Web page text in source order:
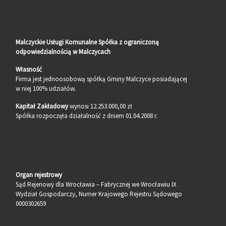
Malczyckie Usługi Komunalne Spółka z ograniczoną
odpowiedzialnością w Malczycach
Własność
Firma jest jednoosobową spółką Gminy Malczyce posiadającej
w niej 100% udziałów.
Kapitał Zakładowywynosi 12.253.000,00 zł
Spółka rozpoczęła działalność z dniem 01.04.2008 r.
Organ rejestrowy
Sąd Rejenowy dla Wrocławia – Fabrycznej we Wrocławiu IX
Wydział Gospodarczy, Numer Krajowego Rejestru Sądowego
0000302659